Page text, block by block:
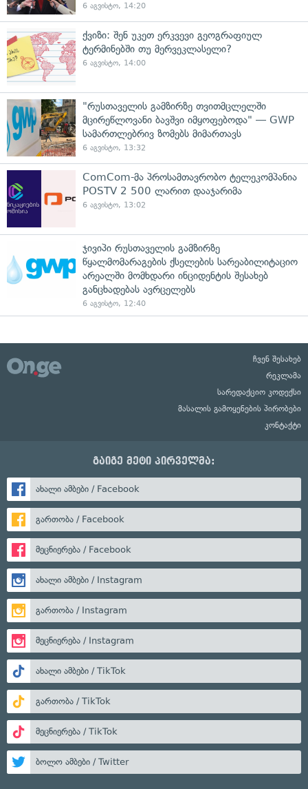
6 აგვისტო, 14:20
ქვიზი: შენ უკეთ ერკვევი გეოგრაფიულ
ტერმინებში თუ მერვეკლასელი?
6 აგვისტო, 14:00
"რუსთაველის გამზირზე თვითმცლელში
მცირეწლოვანი ბავშვი იმყოფებოდა" — GWP
სამართლებრივ ზომებს მიმართავს
6 აგვისტო, 13:32
ComCom-მა პროსამთავრობო ტელეკომპანია
POSTV 2 500 ლარით დააჯარიმა
6 აგვისტო, 13:02
ჯივიპი რუსთაველის გამზირზე
წყალმომარაგების ქსელების სარეაბილიტაციო
არეალში მომხდარი ინციდენტის შესახებ
განცხადებას ავრცელებს
6 აგვისტო, 12:40
ჩვენ შესახებ
რეკლამა
სარედაქციო კოდექსი
მასალის გამოყენების პირობები
კონტაქტი
გაიგე მეტი პირველმა:
ახალი ამბები / Facebook
გართობა / Facebook
მეცნიერება / Facebook
ახალი ამბები / Instagram
გართობა / Instagram
მეცნიერება / Instagram
ახალი ამბები / TikTok
გართობა / TikTok
მეცნიერება / TikTok
ბოლო ამბები / Twitter